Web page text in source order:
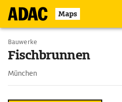
Maps
Bauwerke
Fischbrunnen
München